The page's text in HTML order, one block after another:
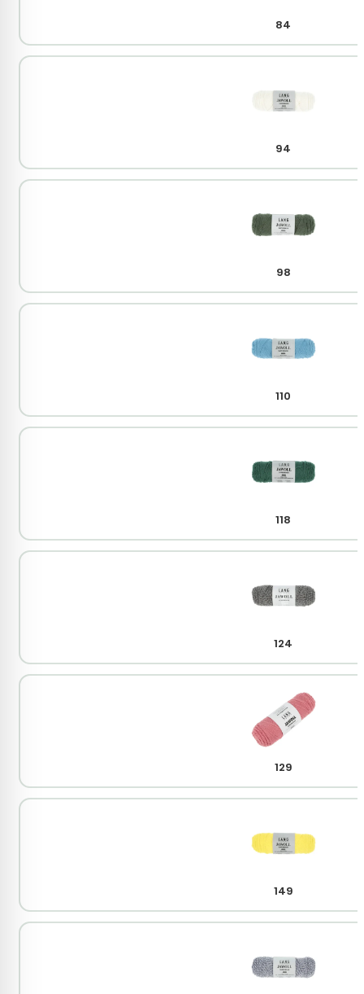
84
94
98
110
118
124
129
149